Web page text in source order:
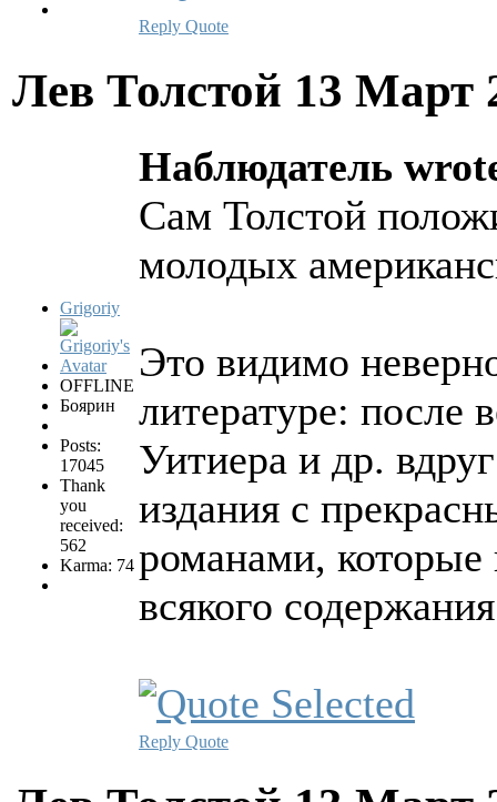
Reply Quote
Лев Толстой 13 Март
Grigoriy
OFFLINE
Боярин
Posts:
17045
Thank
you
received:
562
Karma: 74
Наблюдатель
Сам Толстой
молодых
Это видимо
литературе:
Уитиера и др.
издания с
романами, которые
всякого
Reply Quote